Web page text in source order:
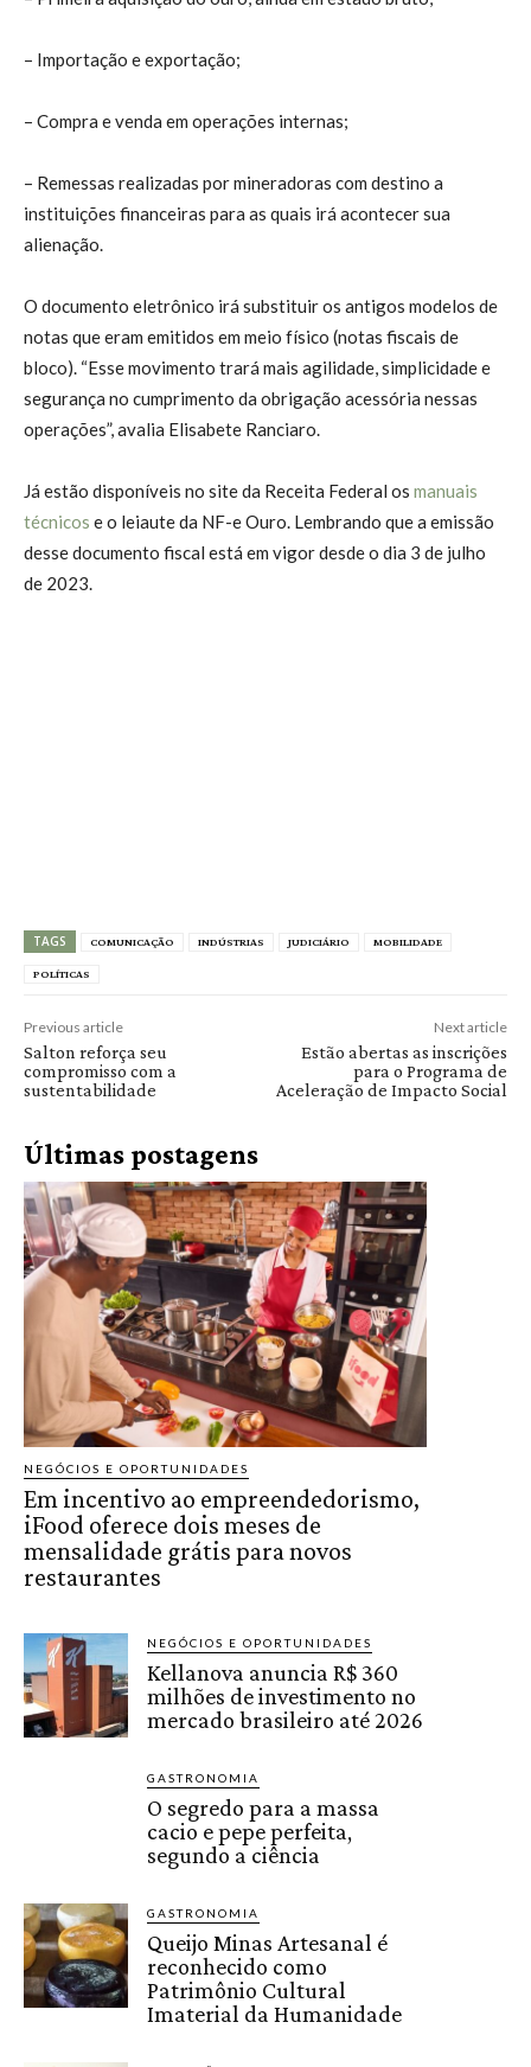
– Importação e exportação;
– Compra e venda em operações internas;
– Remessas realizadas por mineradoras com destino a
instituições financeiras para as quais irá acontecer sua
alienação.
O documento eletrônico irá substituir os antigos modelos de
notas que eram emitidos em meio físico (notas fiscais de
bloco). “Esse movimento trará mais agilidade, simplicidade e
segurança no cumprimento da obrigação acessória nessas
operações”, avalia Elisabete Ranciaro.
Já estão disponíveis no site da Receita Federal os manuais
técnicos e o leiaute da NF-e Ouro. Lembrando que a emissão
desse documento fiscal está em vigor desde o dia 3 de julho
de 2023.
TAGS COMUNICAÇÃO INDÚSTRIAS JUDICIÁRIO MOBILIDADE
POLÍTICAS
Previous article
Salton reforça seu
compromisso com a
sustentabilidade
Next article
Estão abertas as inscrições
para o Programa de
Aceleração de Impacto Social
Últimas postagens
NEGÓCIOS E OPORTUNIDADES
Em incentivo ao empreendedorismo,
iFood oferece dois meses de
mensalidade grátis para novos
restaurantes
NEGÓCIOS E OPORTUNIDADES
Kellanova anuncia R$ 360
milhões de investimento no
mercado brasileiro até 2026
GASTRONOMIA
O segredo para a massa
cacio e pepe perfeita,
segundo a ciência
GASTRONOMIA
Queijo Minas Artesanal é
reconhecido como
Patrimônio Cultural
Imaterial da Humanidade